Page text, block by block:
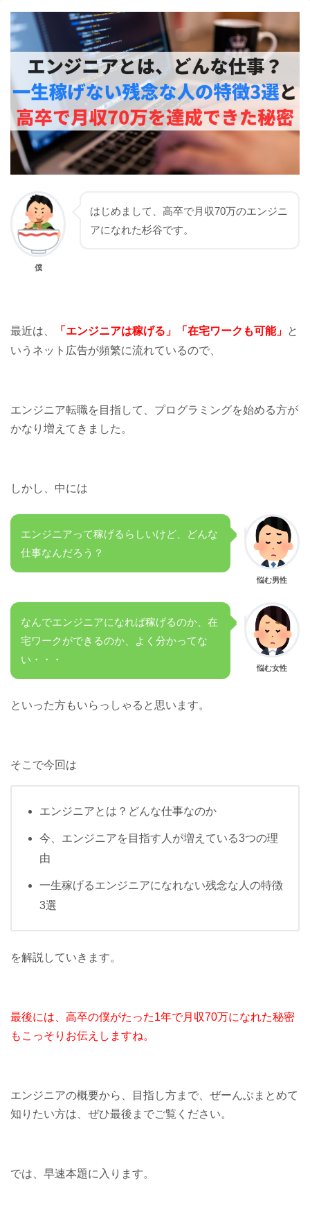
僕
はじめまして、高卒で月収70万のエンジニ
アになれた杉谷です。
最近は、 「エンジニアは稼げる」「在宅ワークも可能」 と
いうネット広告が頻繁に流れているので、
エンジニア転職を目指して、プログラミングを始める方が
かなり増えてきました。
しかし、中には
エンジニアって稼げるらしいけど、どんな
仕事なんだろう？
悩む男性
なんでエンジニアになれば稼げるのか、在
宅ワークができるのか、よく分かってな
い・・・
悩む女性
といった方もいらっしゃると思います。
そこで今回は
エンジニアとは？どんな仕事なのか
今、エンジニアを目指す人が増えている3つの理
由
一生稼げるエンジニアになれない残念な人の特徴
3選
を解説していきます。
最後には、高卒の僕がたった1年で月収70万になれた秘密
もこっそりお伝えしますね。
エンジニアの概要から、目指し方まで、ぜーんぶまとめて
知りたい方は、ぜひ最後までご覧ください。
では、早速本題に入ります。